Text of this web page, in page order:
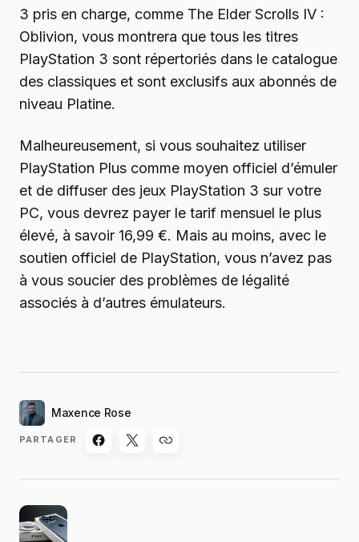
3 pris en charge, comme The Elder Scrolls IV :
Oblivion, vous montrera que tous les titres
PlayStation 3 sont répertoriés dans le catalogue
des classiques et sont exclusifs aux abonnés de
niveau Platine.
Malheureusement, si vous souhaitez utiliser
PlayStation Plus comme moyen officiel d’émuler
et de diffuser des jeux PlayStation 3 sur votre
PC, vous devrez payer le tarif mensuel le plus
élevé, à savoir 16,99 €. Mais au moins, avec le
soutien officiel de PlayStation, vous n’avez pas
à vous soucier des problèmes de légalité
associés à d’autres émulateurs.
Maxence Rose
PARTAGER